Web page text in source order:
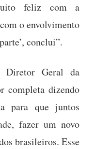
feliz com a
o envolvimento
conclui”.
Diretor Geral da
completa dizendo
para que juntos
fazer um novo
brasileiros. Esse